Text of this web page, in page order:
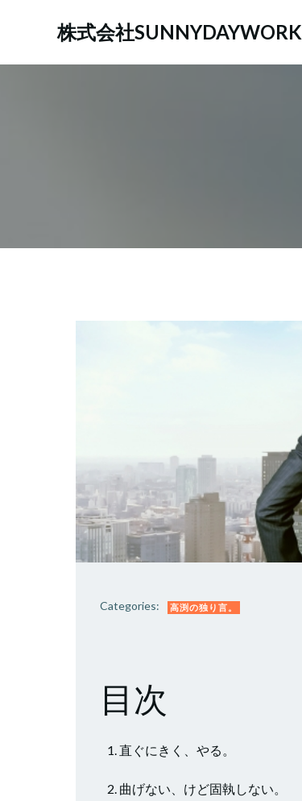
ン
株式会社SUNNYDAYWORK
Categories: 高渕の独り言。
目次
直ぐにきく、やる。
曲げない、けど固執しない。